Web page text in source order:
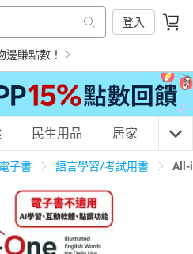
登入
賺點數！
養生保健
民生用品 居家 3C
電子書 語言學習/考試用書 All-